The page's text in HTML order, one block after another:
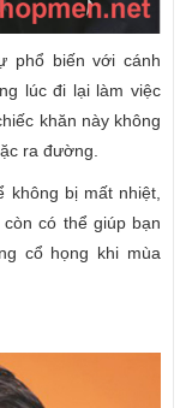
phổ biến với cánh
lúc đi lại làm việc
khăn này không
ra đường.
bị mất nhiệt,
có thể giúp bạn
cổ họng khi mùa